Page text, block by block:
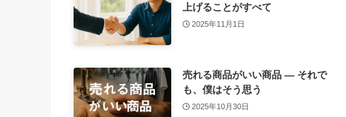
上げることがすべて
2025年11月1日
売れる商品がいい商品 ― それで
も、僕はそう思う
2025年10月30日